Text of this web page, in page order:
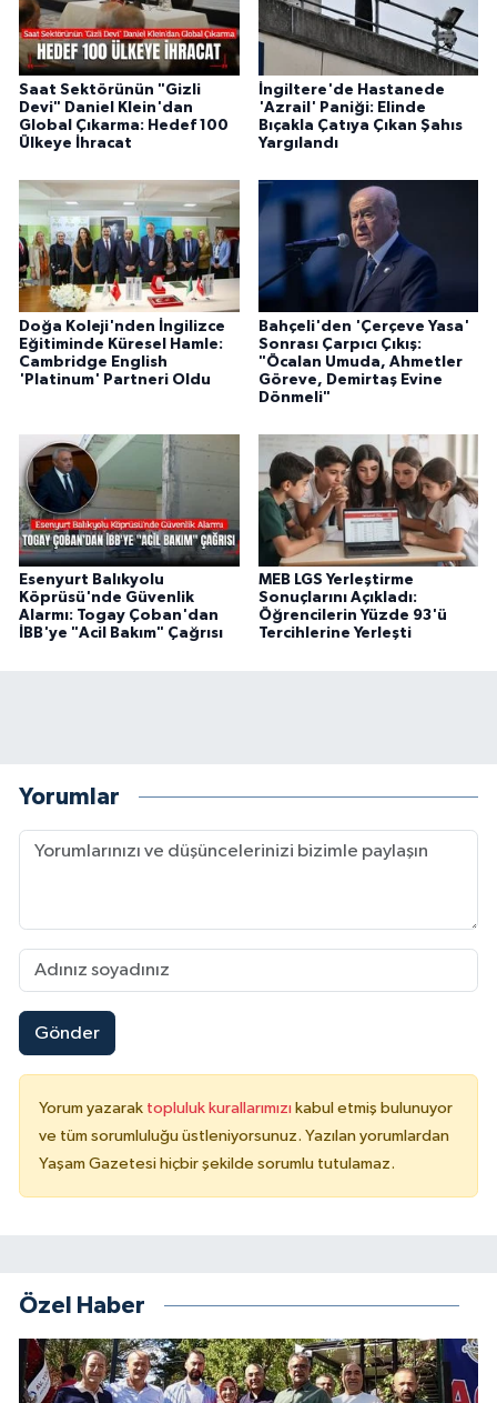
Saat Sektörünün "Gizli
Devi" Daniel Klein'dan
Global Çıkarma: Hedef 100
Ülkeye İhracat
İngiltere'de Hastanede
'Azrail' Paniği: Elinde
Bıçakla Çatıya Çıkan Şahıs
Yargılandı
Doğa Koleji'nden İngilizce
Eğitiminde Küresel Hamle:
Cambridge English
'Platinum' Partneri Oldu
Bahçeli'den 'Çerçeve Yasa'
Sonrası Çarpıcı Çıkış:
"Öcalan Umuda, Ahmetler
Göreve, Demirtaş Evine
Dönmeli"
Esenyurt Balıkyolu
Köprüsü'nde Güvenlik
Alarmı: Togay Çoban'dan
İBB'ye "Acil Bakım" Çağrısı
MEB LGS Yerleştirme
Sonuçlarını Açıkladı:
Öğrencilerin Yüzde 93'ü
Tercihlerine Yerleşti
Yorumlar
Gönder
Yorum yazarak topluluk kurallarımızı kabul etmiş bulunuyor
ve tüm sorumluluğu üstleniyorsunuz. Yazılan yorumlardan
Yaşam Gazetesi hiçbir şekilde sorumlu tutulamaz.
Özel Haber